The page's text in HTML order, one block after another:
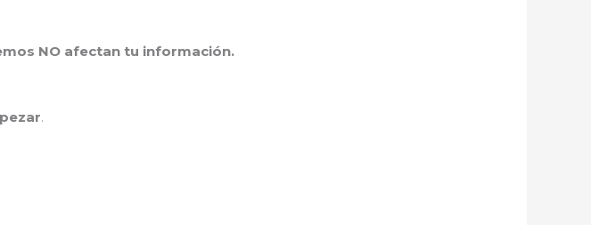
NO afectan tu información.
.